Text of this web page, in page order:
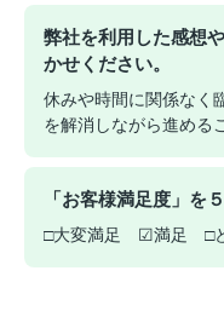
弊社を利用した感想
かせください。
休みや時間に関係なく
を解消しながら進める
「お客様満足度」を
□大変満足 ☑満足 □